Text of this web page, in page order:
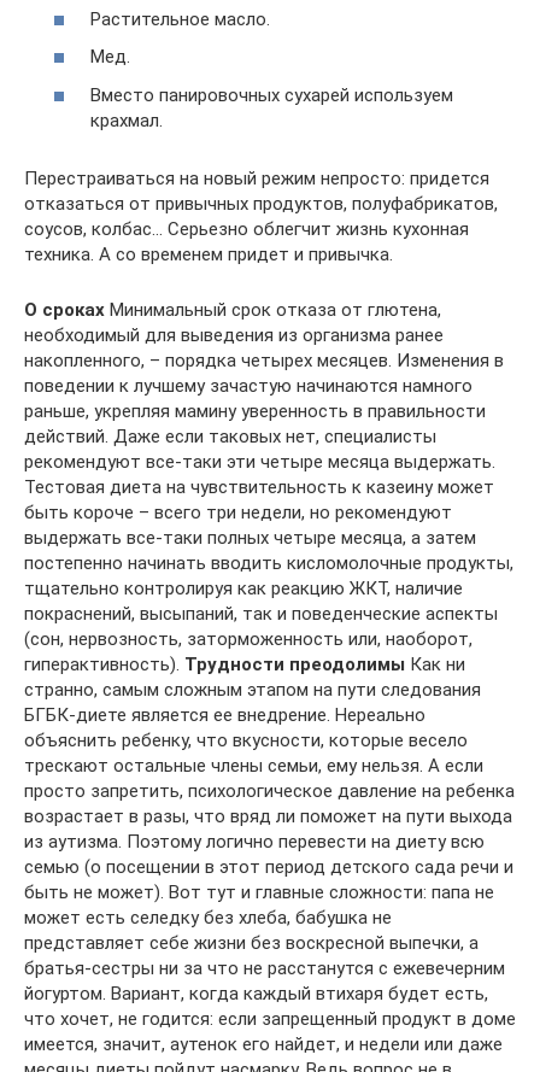
Растительное масло.
Мед.
Вместо панировочных сухарей используем
крахмал.
Перестраиваться на новый режим непросто: придется
отказаться от привычных продуктов, полуфабрикатов,
соусов, колбас… Серьезно облегчит жизнь кухонная
техника. А со временем придет и привычка.
О сроках Минимальный срок отказа от глютена,
необходимый для выведения из организма ранее
накопленного, – порядка четырех месяцев. Изменения в
поведении к лучшему зачастую начинаются намного
раньше, укрепляя мамину уверенность в правильности
действий. Даже если таковых нет, специалисты
рекомендуют все-таки эти четыре месяца выдержать.
Тестовая диета на чувствительность к казеину может
быть короче – всего три недели, но рекомендуют
выдержать все-таки полных четыре месяца, а затем
постепенно начинать вводить кисломолочные продукты,
тщательно контролируя как реакцию ЖКТ, наличие
покраснений, высыпаний, так и поведенческие аспекты
(сон, нервозность, заторможенность или, наоборот,
гиперактивность). Трудности преодолимы Как ни
странно, самым сложным этапом на пути следования
БГБК-диете является ее внедрение. Нереально
объяснить ребенку, что вкусности, которые весело
трескают остальные члены семьи, ему нельзя. А если
просто запретить, психологическое давление на ребенка
возрастает в разы, что вряд ли поможет на пути выхода
из аутизма. Поэтому логично перевести на диету всю
семью (о посещении в этот период детского сада речи и
быть не может). Вот тут и главные сложности: папа не
может есть селедку без хлеба, бабушка не
представляет себе жизни без воскресной выпечки, а
братья-сестры ни за что не расстанутся с ежевечерним
йогуртом. Вариант, когда каждый втихаря будет есть,
что хочет, не годится: если запрещенный продукт в доме
имеется, значит, аутенок его найдет, и недели или даже